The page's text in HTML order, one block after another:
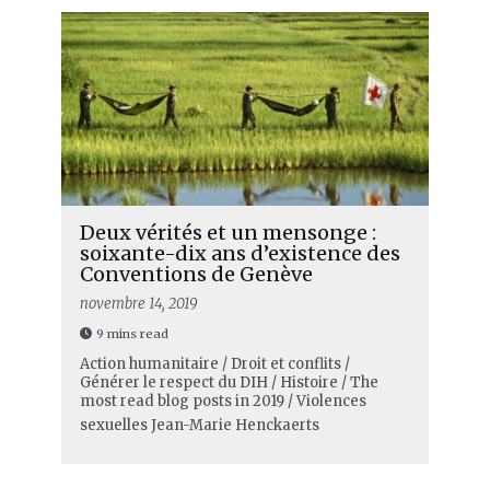
Deux vérités et un mensonge :
soixante-dix ans d’existence des
Conventions de Genève
novembre 14, 2019
9 mins read
Action humanitaire / Droit et conflits /
Générer le respect du DIH / Histoire / The
most read blog posts in 2019 / Violences
sexuellesJean-Marie Henckaerts